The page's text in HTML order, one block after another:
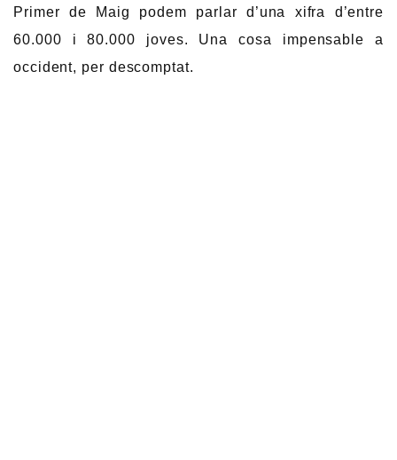
Primer de Maig podem parlar d’una xifra d’entre
60.000 i 80.000 joves. Una cosa impensable a
occident, per descomptat.